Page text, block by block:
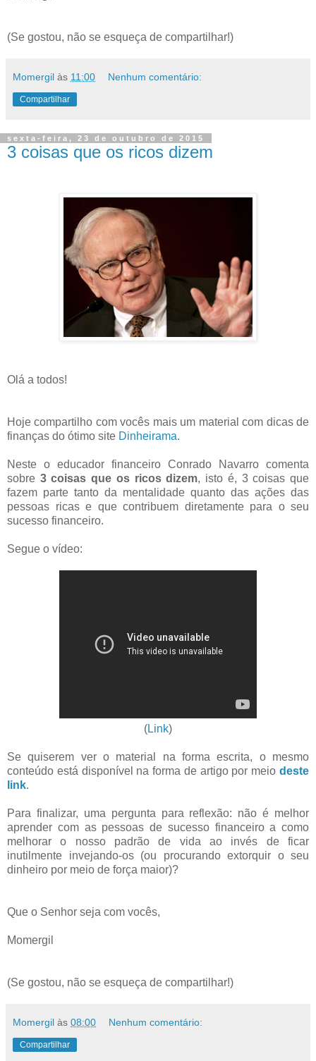
(Se gostou, não se esqueça de compartilhar!)
Momergil às 11:00 Nenhum comentário:
Compartilhar
sexta-feira, 23 de outubro de 2015
3 coisas que os ricos dizem
Olá a todos!
Hoje compartilho com vocês mais um material com dicas de
finanças do ótimo site Dinheirama.
Neste o educador financeiro Conrado Navarro comenta
sobre 3 coisas que os ricos dizem, isto é, 3 coisas que
fazem parte tanto da mentalidade quanto das ações das
pessoas ricas e que contribuem diretamente para o seu
sucesso financeiro.
Segue o vídeo:
(Link)
Se quiserem ver o material na forma escrita, o mesmo
conteúdo está disponível na forma de artigo por meio deste
link.
Para finalizar, uma pergunta para reflexão: não é melhor
aprender com as pessoas de sucesso financeiro a como
melhorar o nosso padrão de vida ao invés de ficar
inutilmente invejando-os (ou procurando extorquir o seu
dinheiro por meio de força maior)?
Que o Senhor seja com vocês,
Momergil
(Se gostou, não se esqueça de compartilhar!)
Momergil às 08:00 Nenhum comentário:
Compartilhar